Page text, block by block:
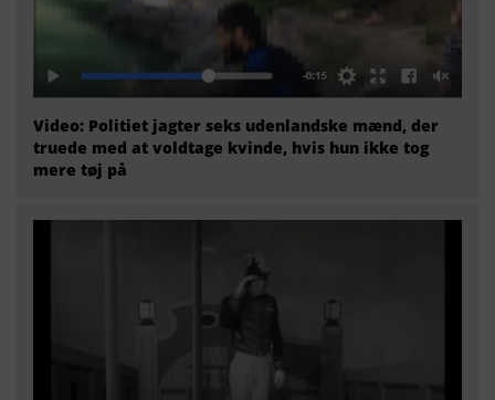
Video: Politiet jagter seks udenlandske mænd, der
truede med at voldtage kvinde, hvis hun ikke tog
mere tøj på